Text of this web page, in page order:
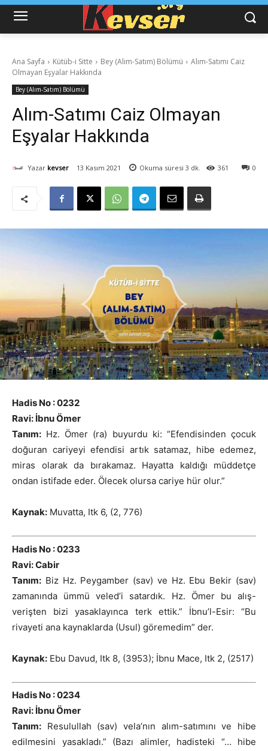
Ana Sayfa Kütüb-i Sitte Bey (Alım-Satım) Bölümü
Alım-Satımı Caiz
Olmayan Eşyalar Hakkında
Bey (Alım-Satım) Bölümü
Alım-Satımı Caiz Olmayan
Eşyalar Hakkında
Yazar kevser 13 Kasım 2021 Okuma süresi 3 dk. 0
361
Hadis No : 0232
Ravi: İbnu Ömer
Tanım: Hz. Ömer (ra) buyurdu ki: “Efendisinden çocuk
doğuran cariyeyi efendisi artık satamaz, hibe edemez,
miras olarak da bırakamaz. Hayatta kaldığı müddetçe
ondan istifade eder. Ölecek olursa cariye hür olur.”
Kaynak: Muvatta, Itk 6, (2, 776)
Hadis No : 0233
Ravi: Cabir
Tanım: Biz Hz. Peygamber (sav) ve Hz. Ebu Bekir (sav)
zamanında ümmü veled’i satardık. Hz. Ömer bu alış-
verişten bizi yasaklayınca terk ettik.” İbnu’l-Esir: “Bu
rivayeti ana kaynaklarda (Usul) göremedim” der.
Kaynak: Ebu Davud, Itk 8, (3953); İbnu Mace, Itk 2, (2517)
Hadis No : 0234
Ravi: İbnu Ömer
Tanım: Resulullah (sav) vela’nın alım-satımını ve hibe
edilmesini yasakladı.” (Bazı alimler, hadisteki “… hibe